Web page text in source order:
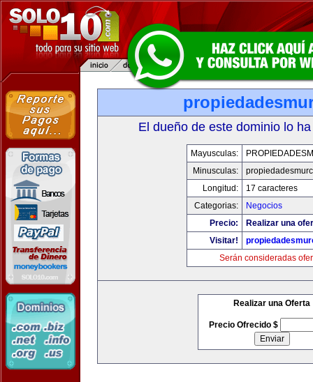
El dueño de este dominio lo
Mayusculas:
Minusculas:
Longitud:
17 caracteres
Categorias:
Negocios
Precio:
Realizar una
Visitar!
Serán consideradas
Realizar una Oferta
Precio Ofrecido $